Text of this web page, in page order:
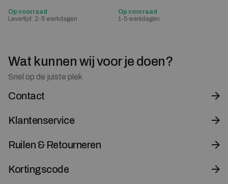
Op voorraad
Levertijd: 2-5 werkdagen
Op voorraad
1-5 werkdagen
Wat kunnen wij voor je doen?
Snel op de juiste plek
Contact
Klantenservice
Ruilen & Retourneren
Kortingscode